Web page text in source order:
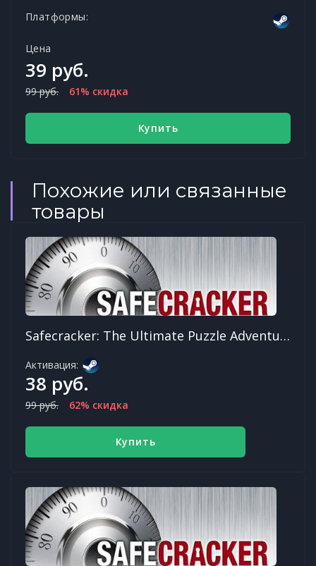
Платформы:
Цена
39 руб.
99 руб. 61% скидка
Купить
Похожие или связанные
товары
Safecracker: The Ultimate Puzzle Adventure
Активация:
38 руб.
99 руб. 62% скидка
Купить